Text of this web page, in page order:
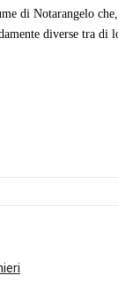
di Notarangelo
diverse tra di